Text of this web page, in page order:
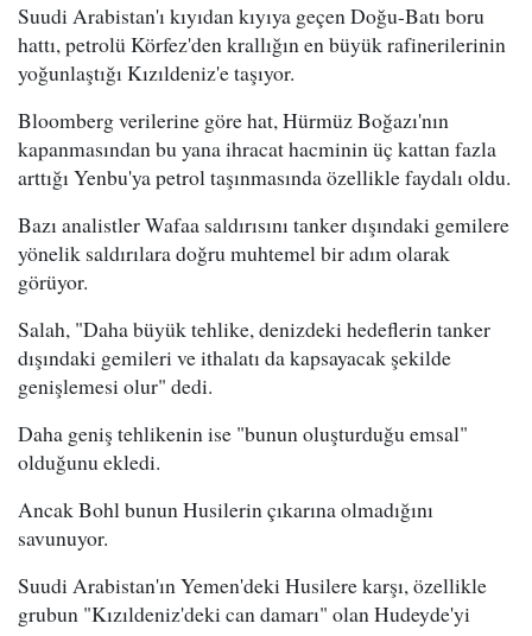
Suudi Arabistan'ı kıyıdan kıyıya geçen Doğu-Batı boru
hattı, petrolü Körfez'den krallığın en büyük rafinerilerinin
yoğunlaştığı Kızıldeniz'e taşıyor.
Bloomberg verilerine göre hat, Hürmüz Boğazı'nın
kapanmasından bu yana ihracat hacminin üç kattan fazla
arttığı Yenbu'ya petrol taşınmasında özellikle faydalı oldu.
Bazı analistler Wafaa saldırısını tanker dışındaki gemilere
yönelik saldırılara doğru muhtemel bir adım olarak
görüyor.
Salah, "Daha büyük tehlike, denizdeki hedeflerin tanker
dışındaki gemileri ve ithalatı da kapsayacak şekilde
genişlemesi olur" dedi.
Daha geniş tehlikenin ise "bunun oluşturduğu emsal"
olduğunu ekledi.
Ancak Bohl bunun Husilerin çıkarına olmadığını
savunuyor.
Suudi Arabistan'ın Yemen'deki Husilere karşı, özellikle
grubun "Kızıldeniz'deki can damarı" olan Hudeyde'yi